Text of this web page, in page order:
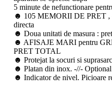
5 minute de nefunctionare
☻ 105 MEMORII DE PRET ,
directa
☻ Doua unitati de masura :
☻ AFISAJE MARI pentru
PRET TOTAL
☻ Protejat la socuri si
☻ Platan din inox. -//-
☻ Indicator de nivel. Picioare